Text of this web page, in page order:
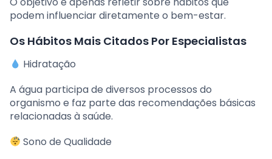
podem influenciar diretamente o bem-estar.
Os Hábitos Mais Citados Por Especialistas
Hidratação
A água participa de diversos processos do
organismo e faz parte das recomendações básicas
relacionadas à saúde.
Sono de Qualidade